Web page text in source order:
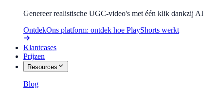
Genereer realistische UGC-video's met één klik dankzij AI
OntdekOns platform: ontdek hoe PlayShorts werkt
Klantcases
Prijzen
Resources
Blog